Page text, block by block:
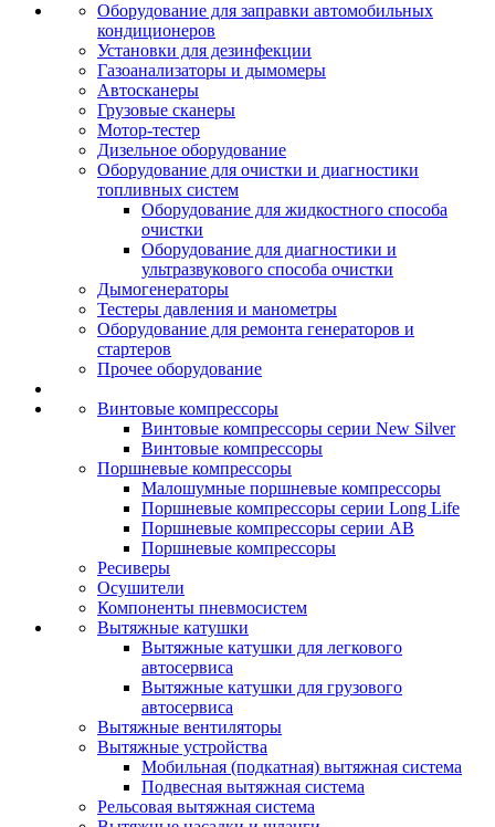
Оборудование для заправки автомобильных
кондиционеров
Установки для дезинфекции
Газоанализаторы и дымомеры
Автосканеры
Грузовые сканеры
Мотор-тестер
Дизельное оборудование
Оборудование для очистки и диагностики
топливных систем
Оборудование для жидкостного способа
очистки
Оборудование для диагностики и
ультразвукового способа очистки
Дымогенераторы
Тестеры давления и манометры
Оборудование для ремонта генераторов и
стартеров
Прочее оборудование
Винтовые компрессоры
Винтовые компрессоры серии New Silver
Винтовые компрессоры
Поршневые компрессоры
Малошумные поршневые компрессоры
Поршневые компрессоры серии Long Life
Поршневые компрессоры серии AB
Поршневые компрессоры
Ресиверы
Осушители
Компоненты пневмосистем
Вытяжные катушки
Вытяжные катушки для легкового
автосервиса
Вытяжные катушки для грузового
автосервиса
Вытяжные вентиляторы
Вытяжные устройства
Мобильная (подкатная) вытяжная система
Подвесная вытяжная система
Рельсовая вытяжная система